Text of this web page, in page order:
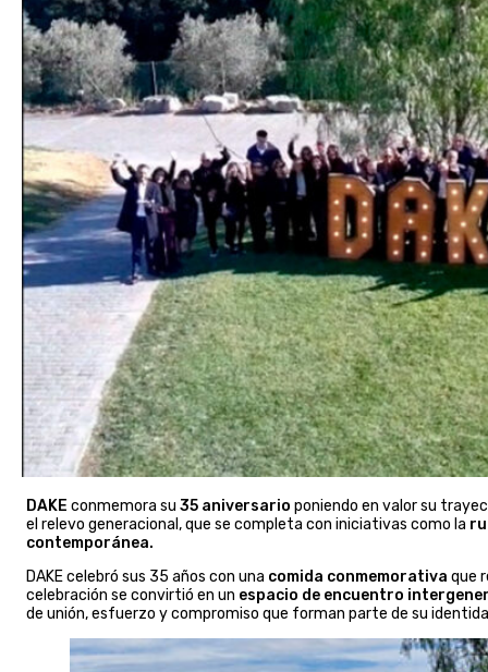
DAKE conmemora su 35 aniversario poniendo en valor su
el relevo generacional, que se completa con iniciativas como la
contemporánea.
DAKE celebró sus 35 años con una comida conmemorativa que
celebración se convirtió en un espacio de encuentro
de unión, esfuerzo y compromiso que forman parte de su